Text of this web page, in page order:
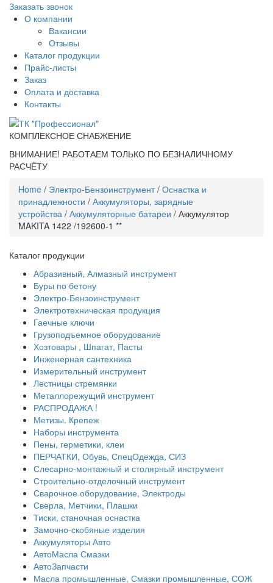
Заказать звонок
О компании
Вакансии
Отзывы
Каталог продукции
Прайс-листы
Заказ
Оплата и доставка
Контакты
КОМПЛЕКСНОЕ СНАБЖЕНИЕ
ВНИМАНИЕ! РАБОТАЕМ ТОЛЬКО ПО БЕЗНАЛИЧНОМУ
РАСЧЁТУ
Home / Электро-Бензоинструмент/ Оснастка и
принадлежности / Аккумуляторы, зарядные
устройства / Аккумуляторные батареи / Аккумулятор
MAKITA 1422 /192600-1 **
Каталог продукции
Абразивный, Алмазный инструмент
Буры по бетону
Электро-Бензоинструмент
Электротехническая продукция
Гаечные ключи
Грузоподъемное оборудование
Хозтовары , Шпагат, Пасты
Инженерная сантехника
Измерительный инструмент
Лестницы стремянки
Металлорежущий инструмент
РАСПРОДАЖА !
Метизы. Крепеж
Наборы инструмента
Пены, герметики, клеи
ПЕРЧАТКИ, Обувь, СпецОдежда, СИЗ
Слесарно-монтажный и столярный инструмент
Строительно-отделочный инструмент
Сварочное оборудование, Электроды
Сверла, Метчики, Плашки
Тиски, станочная оснастка
Замочно-скобяные изделия
Аккумуляторы Авто
АвтоМасла Смазки
АвтоЗапчасти
Масла промышленные, Смазки промышленные, СОЖ